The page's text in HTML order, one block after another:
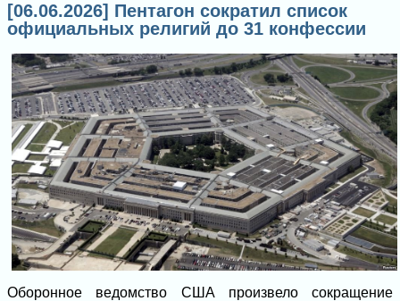
[06.06.2026] Пентагон сократил список
официальных религий до 31 конфессии
Оборонное ведомство США произвело сокращение